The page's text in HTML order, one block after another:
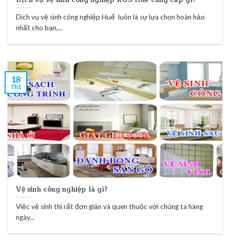
Dịch vụ vệ sinh công nghiệp Huế luôn là sự lựa chọn hoàn hảo
nhất cho bạn,...
Vệ sinh công nghiệp là gì?
Việc vệ sinh thì rất đơn giản và quen thuộc với chúng ta hàng
ngày...
18
Th1